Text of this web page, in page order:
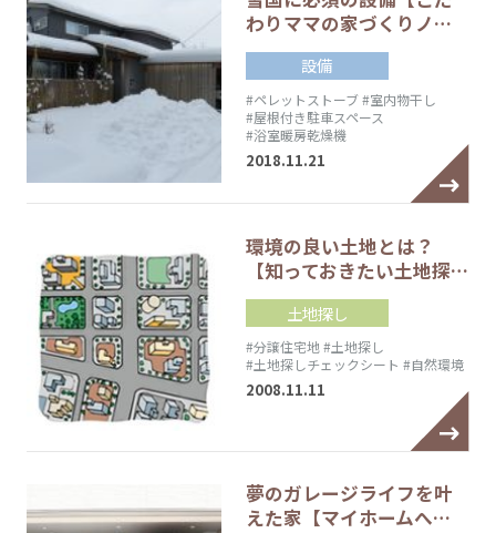
わりママの家づくりノ…
設備
#ペレットストーブ#室内物干し
#屋根付き駐車スペース
#浴室暖房乾燥機
2018.11.21
環境の良い土地とは？
【知っておきたい土地探…
土地探し
#分譲住宅地#土地探し
#土地探しチェックシート #自然環境
2008.11.11
夢のガレージライフを叶
えた家【マイホームへ…